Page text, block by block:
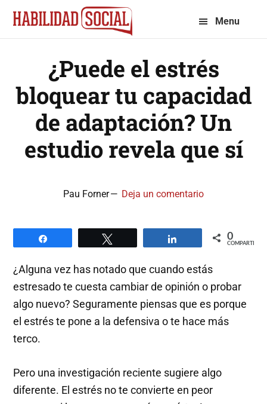
Saltar
Saltar
Menu
¿Puede el estrés
bloquear tu capacidad
de adaptación? Un
estudio revela que sí
Pau Forner Deja un comentario
Compartir 0
COMPARTIR
¿Alguna vez has notado que cuando estás
estresado te cuesta cambiar de opinión o probar
algo nuevo? Seguramente piensas que es porque
el estrés te pone a la defensiva o te hace más
terco.
Pero una investigación reciente sugiere algo
diferente. El estrés no te convierte en peor